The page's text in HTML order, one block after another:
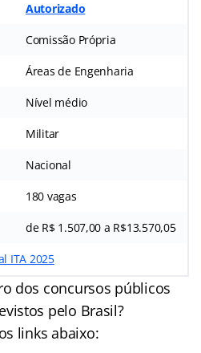
Autorizado
Comissão Própria
Áreas de Engenharia
Nível médio
Militar
Nacional
180 vagas
de R$ 1.507,00 a R$13.570,05
ITA 2025
dos concursos públicos
pelo Brasil?
links abaixo: